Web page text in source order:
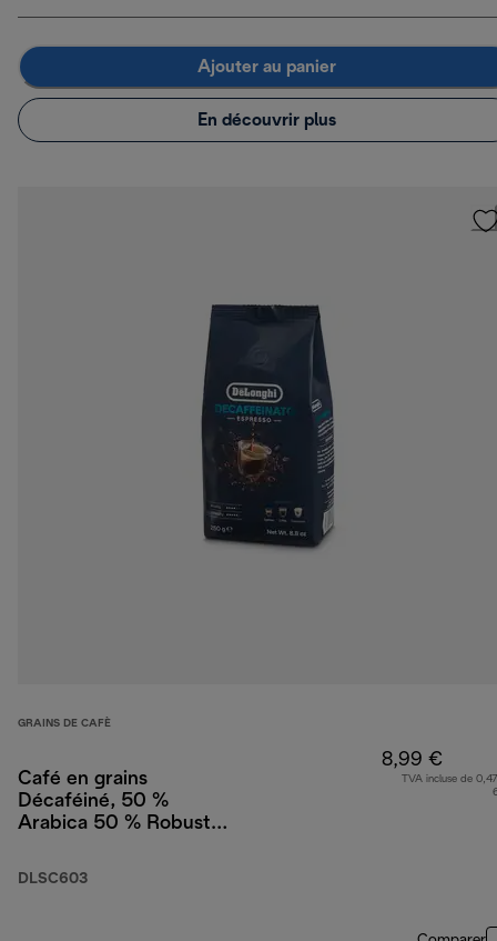
Ajouter au panier
En découvrir plus
GRAINS DE CAFÈ
Café en grains
Décaféiné, 50 %
Arabica 50 % Robusta,
DLSC603
8,99 €
TVA incluse de